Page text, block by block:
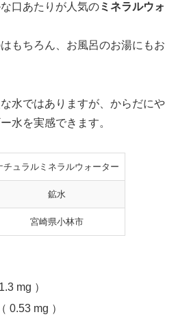
口あたりが人気のミネラルウォ
もちろん、お風呂のお湯にもお
水ではありますが、からだにや
水を実感できます。
チュラルミネラルウォーター
鉱水
宮崎県小林市
mg ）
0.53 mg ）